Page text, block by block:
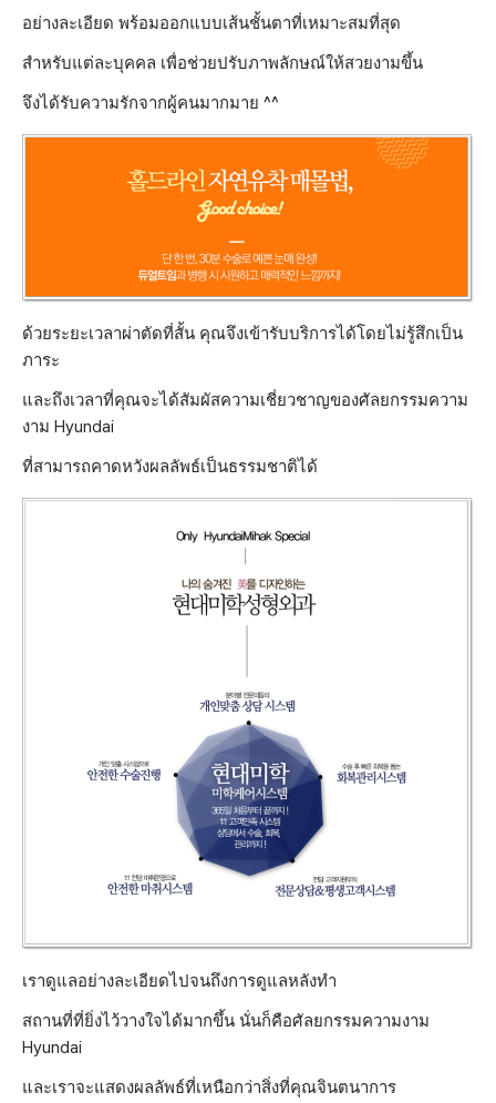
อย่างละเอียด พร้อมออกแบบเส้นชั้นตาที่เหมาะสมที่สุด
สำหรับแต่ละบุคคล เพื่อช่วยปรับภาพลักษณ์ให้สวยงามขึ้น
จึงได้รับความรักจากผู้คนมากมาย ^^
ด้วยระยะเวลาผ่าตัดที่สั้น คุณจึงเข้ารับบริการได้โดยไม่รู้สึกเป็น
ภาระ
และถึงเวลาที่คุณจะได้สัมผัสความเชี่ยวชาญของศัลยกรรมความ
งาม Hyundai
ที่สามารถคาดหวังผลลัพธ์เป็นธรรมชาติได้
เราดูแลอย่างละเอียดไปจนถึงการดูแลหลังทำ
สถานที่ที่ยิ่งไว้วางใจได้มากขึ้น นั่นก็คือศัลยกรรมความงาม
Hyundai
และเราจะแสดงผลลัพธ์ที่เหนือกว่าสิ่งที่คุณจินตนาการ